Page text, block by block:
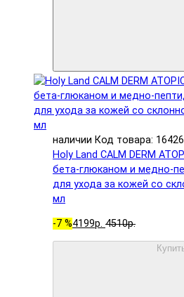
наличии Код товара:
Holy Land CALM DERM
бета-глюканом и медно-
для ухода за кожей со
мл
-7 %4199р. 4510р.